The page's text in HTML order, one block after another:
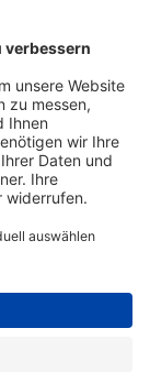
für Ihr Office
Druckerzubehör
oder Ihr
genau
Tinte
großer sowie
Fachhandel für
Alltag mit
finden Sie
Angebote und